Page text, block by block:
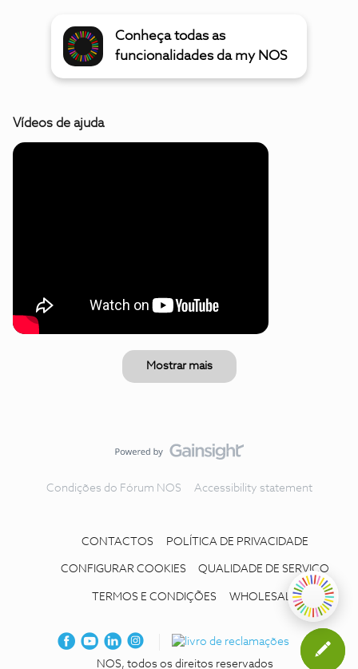
Conheça todas as
funcionalidades da my NOS
Vídeos de ajuda
Mostrar mais
Condições do Fórum NOS Accessibility statement
CONTACTOS POLÍTICA DE PRIVACIDADE
CONFIGURAR COOKIES QUALIDADE DE SERVIÇO
TERMOS E CONDIÇÕES WHOLESALE
NOS, todos os direitos reservados